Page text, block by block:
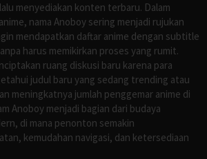
menyediakan konten terbaru. Dalam
nama Anoboy sering menjadi rujukan
mendapatkan daftar anime dengan subtitle
harus memikirkan proses yang rumit.
ruang diskusi baru karena para
judul baru yang sedang trending atau
meningkatnya jumlah penggemar anime di
Anoboy menjadi bagian dari budaya
di mana penonton semakin
kemudahan navigasi, dan ketersediaan